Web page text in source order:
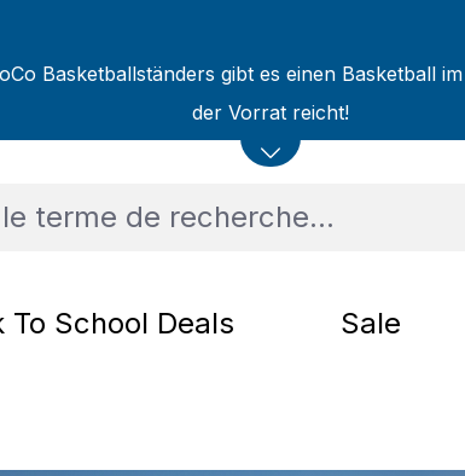
Basketballständers gibt es einen Basketball
der Vorrat reicht!
To School Deals Sale